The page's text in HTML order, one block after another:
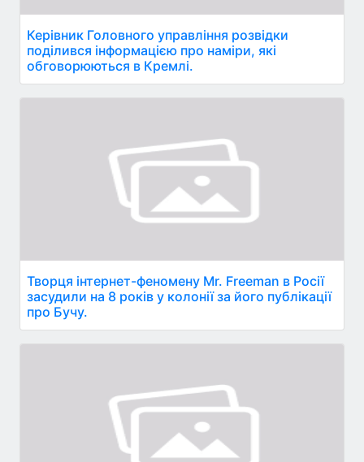
Керівник Головного управління розвідки
поділився інформацією про наміри, які
обговорюються в Кремлі.
Творця інтернет-феномену Mr. Freeman в Росії
засудили на 8 років у колонії за його публікації
про Бучу.